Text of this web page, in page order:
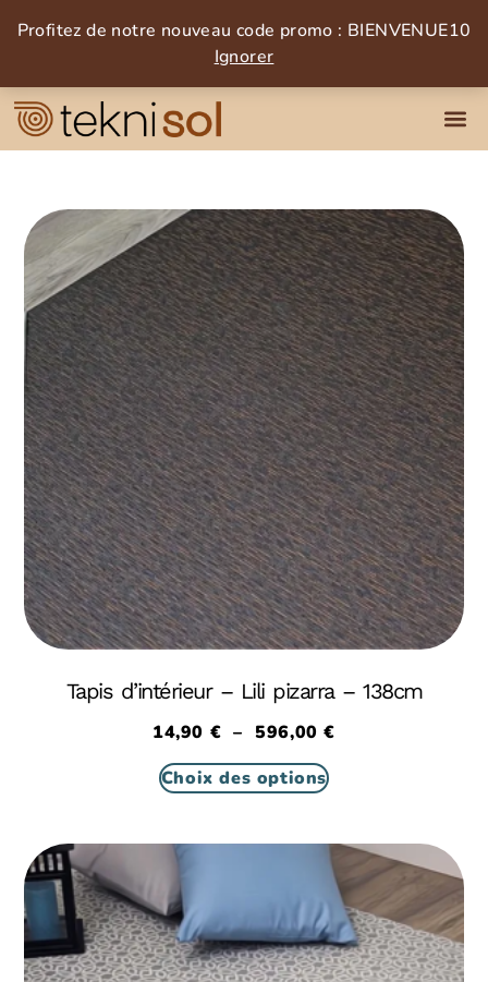
Profitez de notre nouveau code promo : BIENVENUE10
Ignorer
Tapis d’intérieur – Lili pizarra – 138cm
14,90 € – 596,00€
Choix des options